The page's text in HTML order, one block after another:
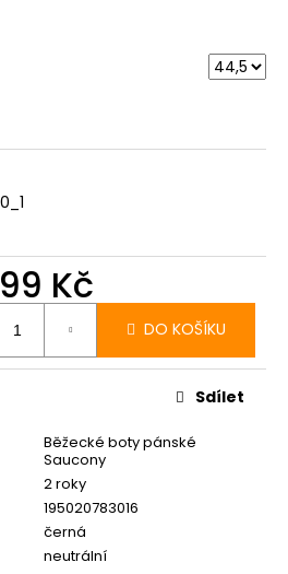
Kč
DO KOŠÍKU
Běžecké boty pánské
Saucony
2 roky
195020783016
černá
neutrální
Sdílet